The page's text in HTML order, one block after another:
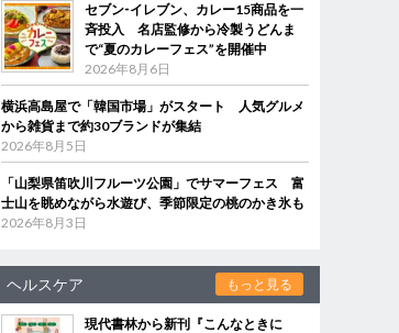
セブン‐イレブン、カレー15商品を一
斉投入 名店監修から冷製うどんま
で“夏のカレーフェス”を開催中
2026年8月6日
横浜高島屋で「韓国市場」がスタート 人気グルメ
から雑貨まで約30ブランドが集結
2026年8月5日
「山梨県笛吹川フルーツ公園」でサマーフェス 富
士山を眺めながら水遊び、季節限定の桃のかき氷も
2026年8月3日
ヘルスケア もっと見る
現代書林から新刊『こんなときに